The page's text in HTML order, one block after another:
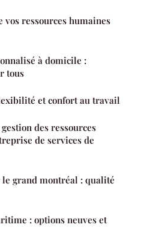
vos ressources humaines
à domicile :
tous
et confort au travail
des ressources
de services de
le grand montréal : qualité
: options neuves et